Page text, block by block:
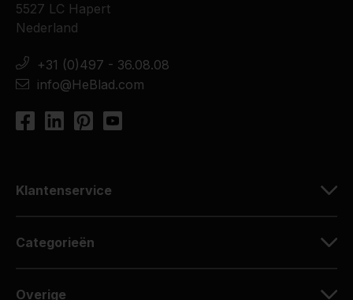
5527 LC Hapert
Nederland
+31 (0)497 - 36.08.08
info@HeBlad.com
Klantenservice
Categorieën
Overige